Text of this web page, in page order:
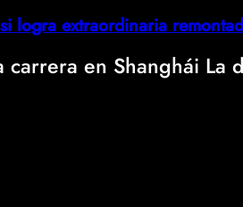
logra extraordinaria
carrera en Shanghái